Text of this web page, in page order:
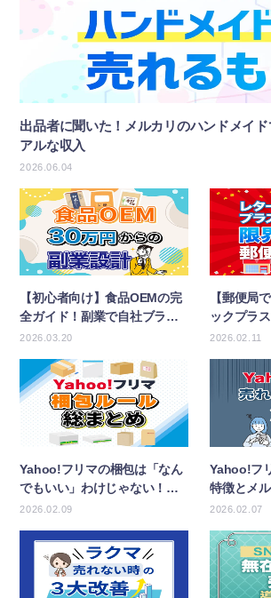
出品者に聞いた！メルカリのハンドメイ
アルな収入
2026.06.04
【初心者向け】食品OEMの完
全ガイド！副業で自社ブラン
ドを作る手順
2026.03.20
【郵便局
ックプラ
引き受け条
2026.02.11
Yahoo!フリマの梱包は「なん
でもいい」わけじゃない！ル
ール総まとめ
2026.02.09
Yahoo!フ
特徴とメ
違いを解説
2026.02.07